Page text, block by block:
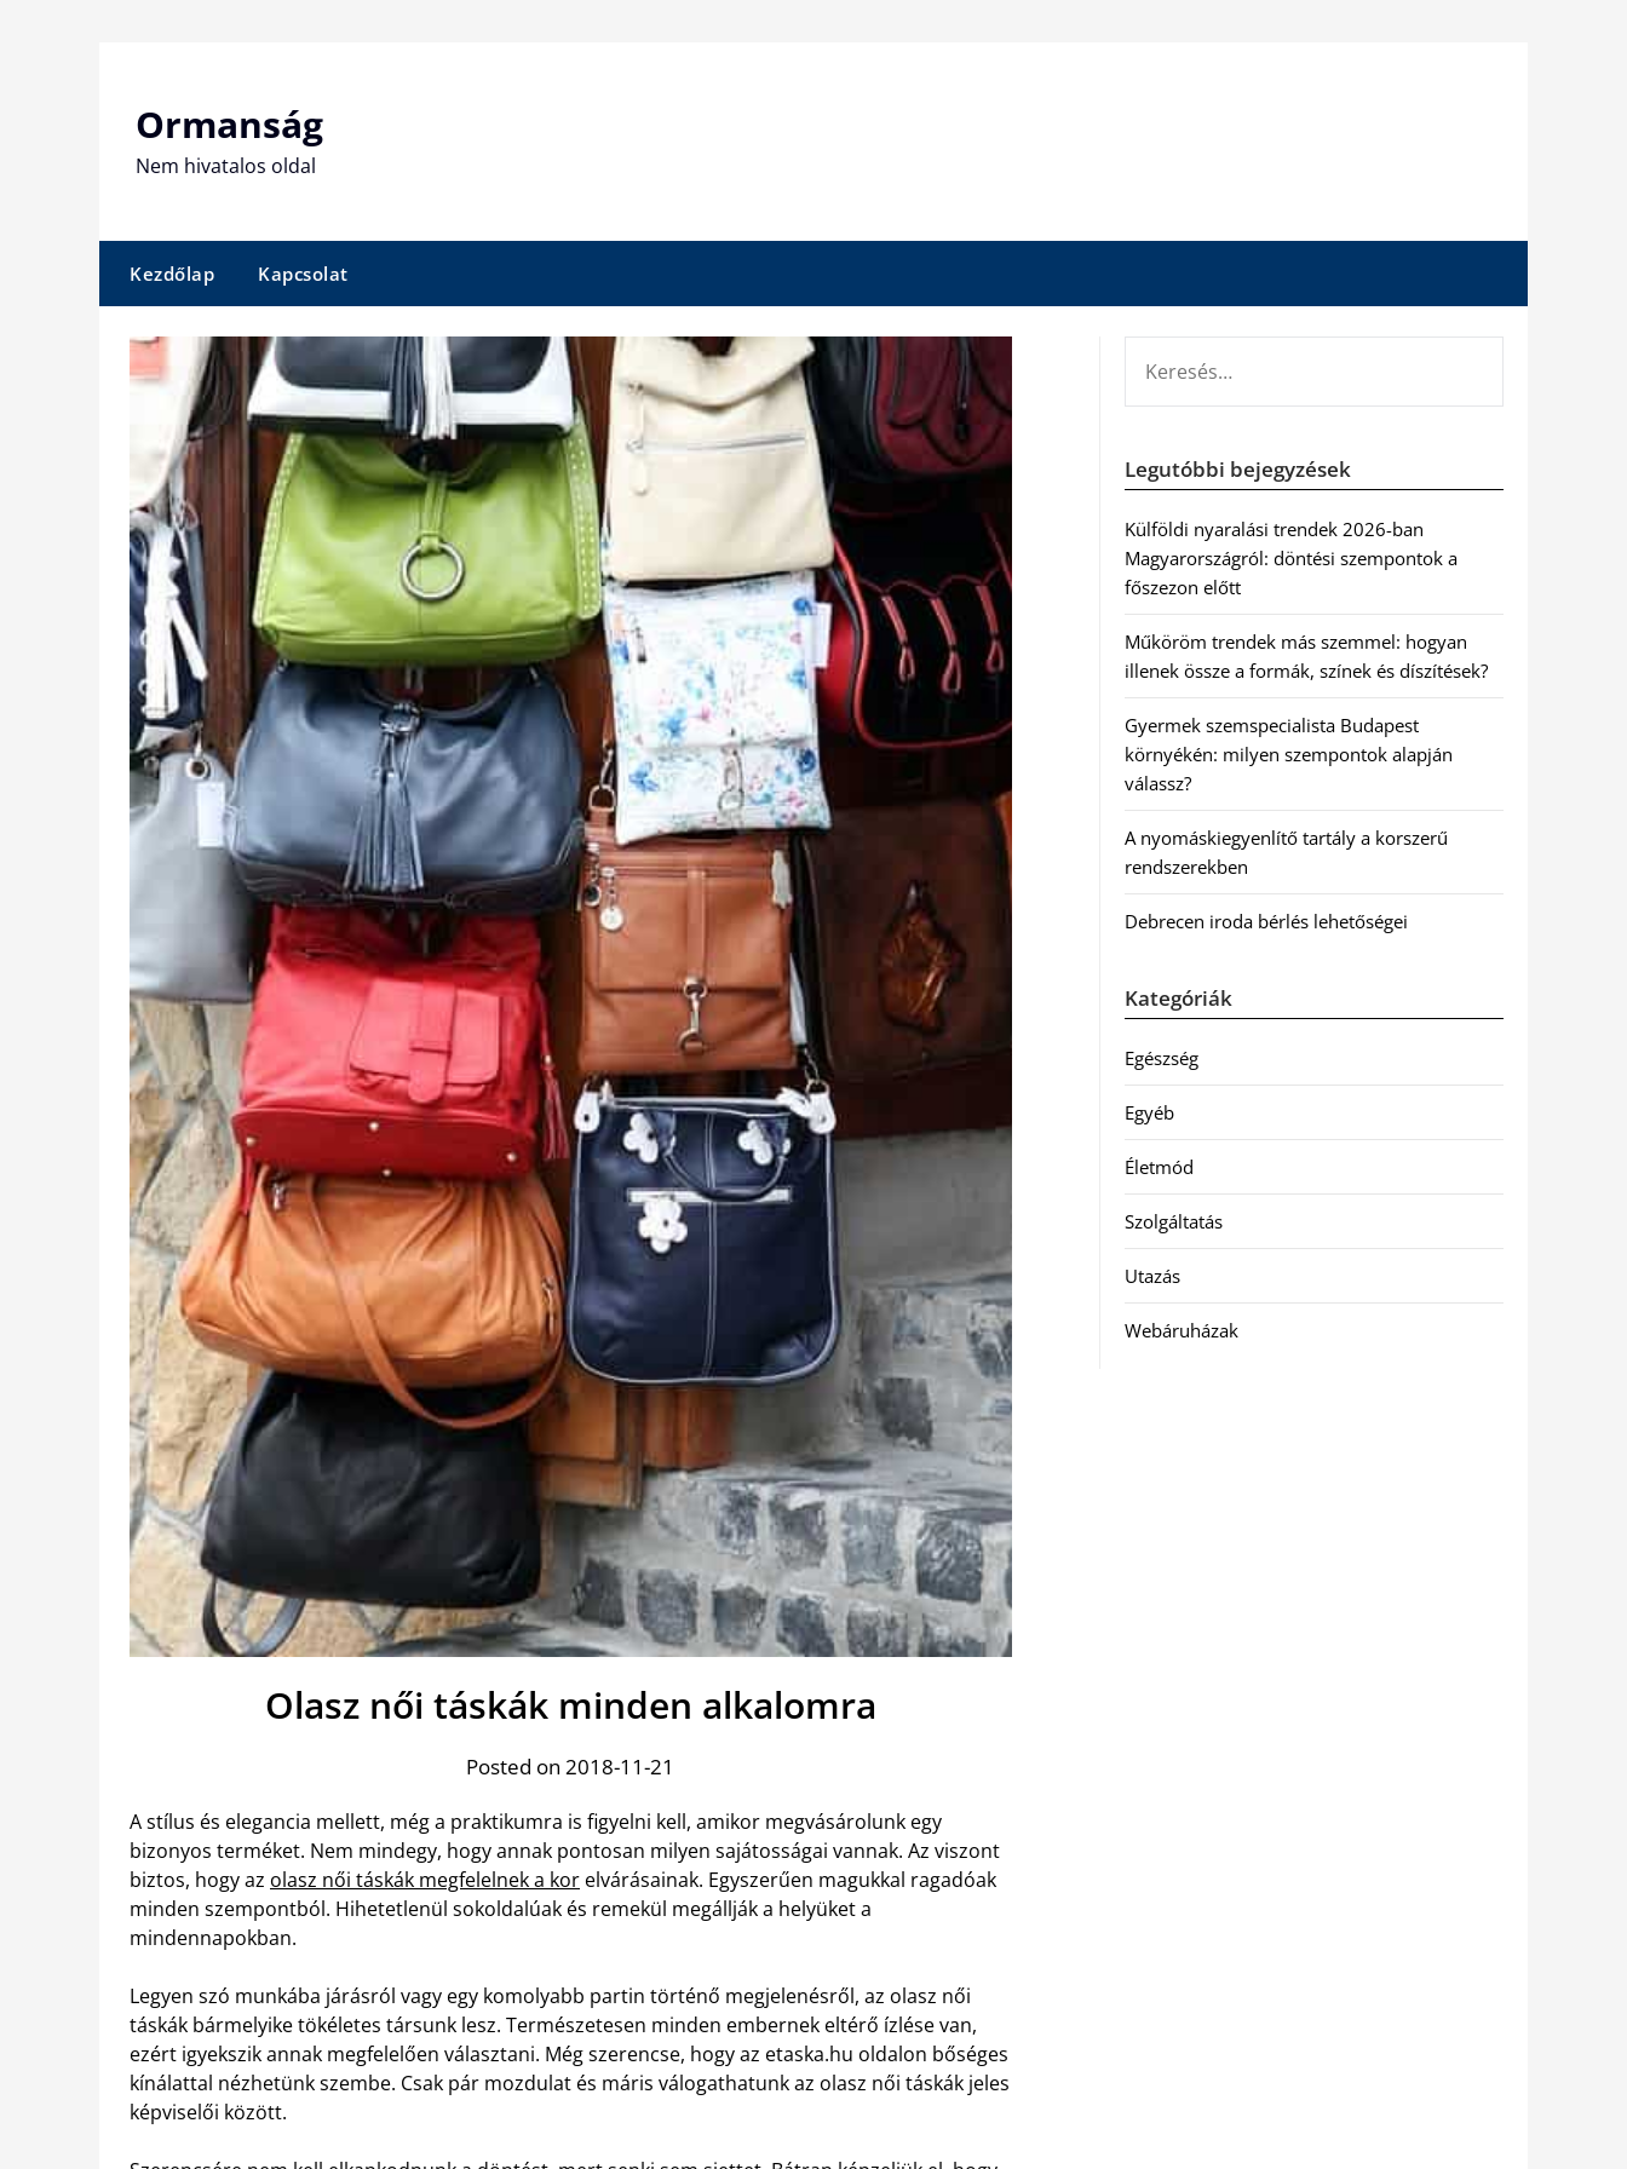
Ormanság
Nem hivatalos oldal
Kezdőlap Kapcsolat
Olasz női táskák minden alkalomra
Posted on 2018-11-21
A stílus és elegancia mellett, még a praktikumra is figyelni kell, amikor megvásárolunk egy
bizonyos terméket. Nem mindegy, hogy annak pontosan milyen sajátosságai vannak. Az viszont
biztos, hogy az olasz női táskák megfelelnek a kor elvárásainak. Egyszerűen magukkal ragadóak
minden szempontból. Hihetetlenül sokoldalúak és remekül megállják a helyüket a
mindennapokban.
Legyen szó munkába járásról vagy egy komolyabb partin történő megjelenésről, az olasz női
táskák bármelyike tökéletes társunk lesz. Természetesen minden embernek eltérő ízlése van,
ezért igyekszik annak megfelelően választani. Még szerencse, hogy az etaska.hu oldalon bőséges
kínálattal nézhetünk szembe. Csak pár mozdulat és máris válogathatunk az olasz női táskák jeles
képviselői között.
Legutóbbi bejegyzések
Külföldi nyaralási trendek 2026-ban
Magyarországról: döntési szempontok a
főszezon előtt
Műköröm trendek más szemmel: hogyan
illenek össze a formák, színek és díszítések?
Gyermek szemspecialista Budapest
környékén: milyen szempontok alapján
válassz?
A nyomáskiegyenlítő tartály a korszerű
rendszerekben
Debrecen iroda bérlés lehetőségei
Kategóriák
Egészség
Egyéb
Életmód
Szolgáltatás
Utazás
Webáruházak